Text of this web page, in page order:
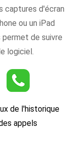
captures d'écran
ou un iPad
permet de suivre
logiciel.
de l'historique
appels